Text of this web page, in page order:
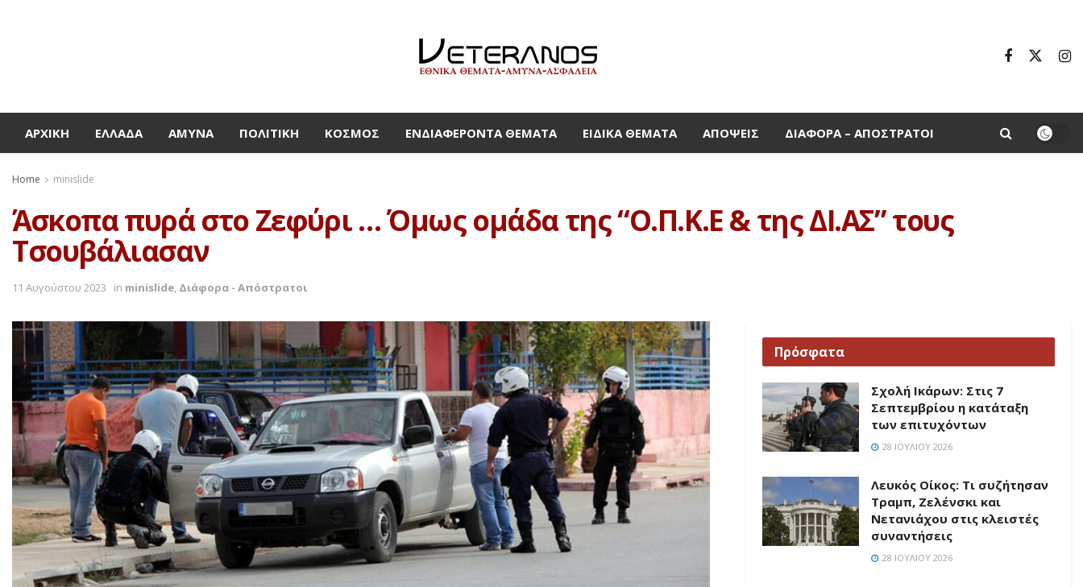
ΑΡΧΙΚΉ ΕΛΛΆΔΑ ΆΜΥΝΑ ΠΟΛΙΤΙΚΉ ΚΌΣΜΟΣ ΕΝΔΙΑΦΈΡΟΝΤΑ ΘΈΜΑΤΑ ΕΙΔΙΚΆ ΘΈΜΑΤΑ ΑΠΌΨΕΙΣ ΔΙΆΦΟΡΑ – ΑΠΌΣΤΡΑΤΟΙ
Home minislide
Άσκοπα πυρά στο Ζεφύρι … Όμως ομάδα της “Ο.Π.Κ.Ε & της ΔΙ.ΑΣ” τους
Τσουβάλιασαν
11 Αυγούστου 2023 in minislide, Διάφορα - Απόστρατοι
Πρόσφατα
Σχολή Ικάρων: Στις 7
Σεπτεμβρίου η κατάταξη
των επιτυχόντων
28 ΙΟΥΛΊΟΥ 2026
Λευκός Οίκος: Τι συζήτησαν
Τραμπ, Ζελένσκι και
Νετανιάχου στις κλειστές
συναντήσεις
28 ΙΟΥΛΊΟΥ 2026